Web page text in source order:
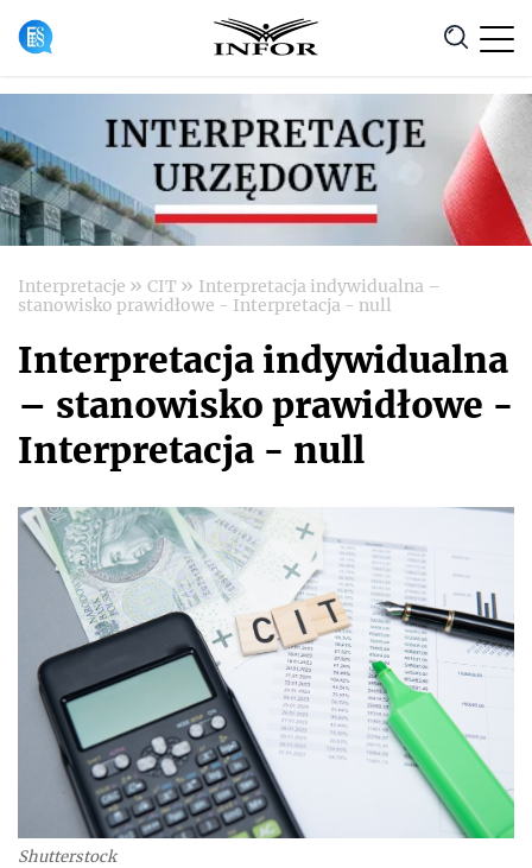
Anuluj
Interpretacje » CIT » Interpretacja indywidualna –
stanowisko prawidłowe - Interpretacja - null
Interpretacja indywidualna
– stanowisko prawidłowe -
Interpretacja - null
Shutterstock